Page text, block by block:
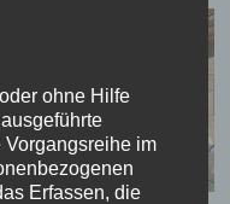
ohne Hilfe
im
Erfassen, die